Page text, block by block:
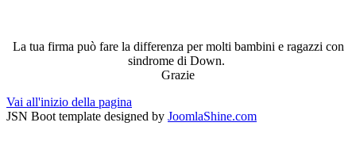
La tua firma può fare la differenza per molti bambini e ragazzi con
sindrome di Down.
Grazie
Vai all'inizio della pagina
JSN Boot template designed by JoomlaShine.com